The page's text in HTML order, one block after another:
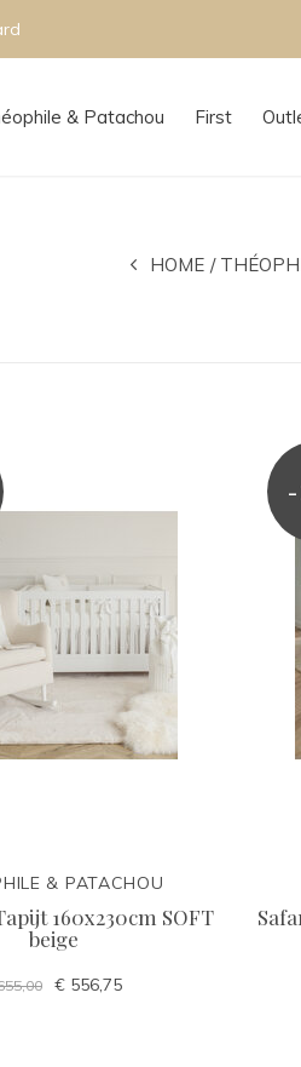
& Patachou First
HOME
& PATACHOU
160x230cm SOFT
beige
€ 556,75